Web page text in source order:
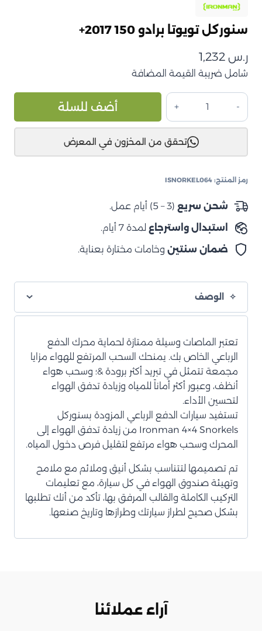
سنوركل تويوتا برادو 150 2017+
ر.س
شامل ضريبة القيمة المضافة
كمية
تويوتا
150
أضف للسلة
تحقق من المخزون في المعرض
رمز المنتج: ISNORKEL064
شحن سريع (3 – 5) أيام عمل.
استبدال واسترجاع لمدة 7 أيام.
ضمان سنتين وخامات مختارة بعناية.
الوصف
تعتبر الماصات وسيلة ممتازة لحماية محرك الدفع
الرباعي الخاص بك. يمنحك السحب المرتفع للهواء مزايا
مجمعة تتمثل في تبريد أكثر برودة &؛ وسحب هواء
أنظف، وعبور أكثر أماناً للمياه وزيادة تدفق الهواء
لتحسين الأداء.
تستفيد سيارات الدفع الرباعي المزودة بسنوركل
Ironman 4×4 Snorkels من زيادة تدفق الهواء إلى
المحرك وسحب هواء مرتفع لتقليل فرص دخول المياه.
تم تصميمها لتتناسب بشكل أنيق وملائم مع ملامح
وتهيئة صندوق الهواء في كل سيارة، مع تعليمات
التركيب الكاملة والقالب المرفق بها، تأكد من أنك تطلبها
بشكل صحيح لطراز سيارتك وطرازها وتاريخ صنعها.
آراء عملائنا